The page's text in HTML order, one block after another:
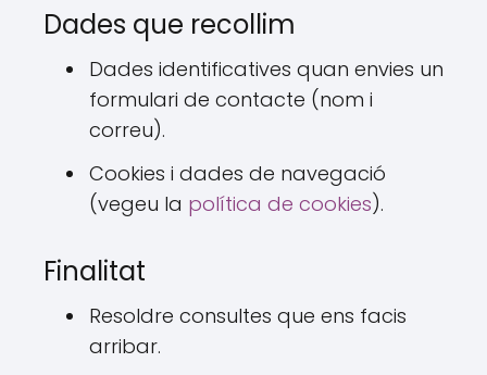
Dades que recollim
Dades identificatives quan envies un
formulari de contacte (nom i
correu).
Cookies i dades de navegació
(vegeu la política de cookies).
Finalitat
Resoldre consultes que ens facis
arribar.